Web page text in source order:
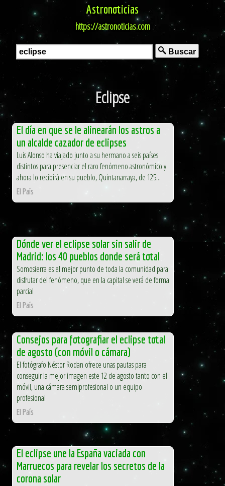
Astronoticias
https://astronoticias.com
Buscar
Eclipse
El día en que se le alinearán los astros a
un alcalde cazador de eclipses
Luis Alonso ha viajado junto a su hermano a seis países
distintos para presenciar el raro fenómeno astronómico y
ahora lo recibirá en su pueblo, Quintanarraya, de 125...
El País
Dónde ver el eclipse solar sin salir de
Madrid: los 40 pueblos donde será total
Somosierra es el mejor punto de toda la comunidad para
disfrutar del fenómeno, que en la capital se verá de forma
parcial
El País
Consejos para fotografiar el eclipse total
de agosto (con móvil o cámara)
El fotógrafo Néstor Rodan ofrece unas pautas para
conseguir la mejor imagen este 12 de agosto tanto con el
móvil, una cámara semiprofesional o un equipo
profesional
El País
El eclipse une la España vaciada con
Marruecos para revelar los secretos de la
corona solar